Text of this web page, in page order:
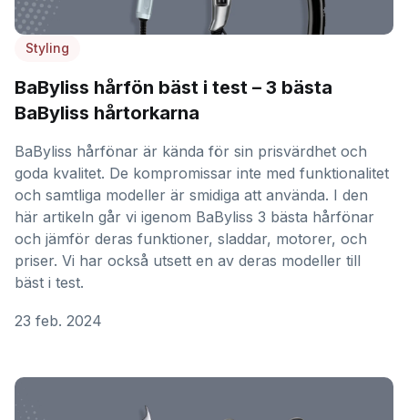
Styling
BaByliss hårfön bäst i test – 3 bästa
BaByliss hårtorkarna
BaByliss hårfönar är kända för sin prisvärdhet och
goda kvalitet. De kompromissar inte med funktionalitet
och samtliga modeller är smidiga att använda. I den
här artikeln går vi igenom BaByliss 3 bästa hårfönar
och jämför deras funktioner, sladdar, motorer, och
priser. Vi har också utsett en av deras modeller till
bäst i test.
23 feb. 2024